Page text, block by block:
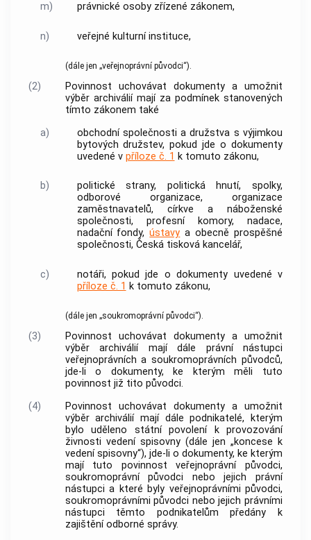
m) právnické osoby zřízené zákonem,
n) veřejné kulturní instituce,
(dále jen „veřejnoprávní původci“).
(2) Povinnost uchovávat dokumentya umožnit
výběr archiváliímají za podmínek stanovených
tímto zákonem také
a)
obchodní společnosti a družstva s výjimkou
bytových družstev, pokud jde o dokumenty
uvedené v příloze č. 1 k tomuto zákonu,
b)
politické strany, politická hnutí, spolky,
odborové organizace, organizace
zaměstnavatelů, církve a náboženské
společnosti, profesní komory, nadace,
nadační fondy,ústavy a obecně prospěšné
společnosti, Česká tisková kancelář,
c) notáři, pokud jde odokumenty uvedené v
příloze č. 1 k tomuto zákonu,
(dále jen „soukromoprávní původci“).
(3) Povinnost uchovávat dokumentya umožnit
výběr archiváliímají dále právní nástupci
veřejnoprávních a soukromoprávních původců,
jde-li o dokumenty, ke kterým měli tuto
povinnost již tito původci.
(4)
Povinnost uchovávat dokumentya umožnit
výběr archiváliímají dále podnikatelé, kterým
bylo uděleno státní povolení k provozování
živnosti vedení spisovny (dále jen „koncese k
vedení spisovny“), jde-li o dokumenty, ke kterým
mají tuto povinnost veřejnoprávní původci,
soukromoprávnípůvodci nebo jejich právní
nástupci a které byly veřejnoprávními původci,
soukromoprávnímipůvodci nebo jejich právními
nástupci těmto podnikatelům předány k
zajištění odborné správy.